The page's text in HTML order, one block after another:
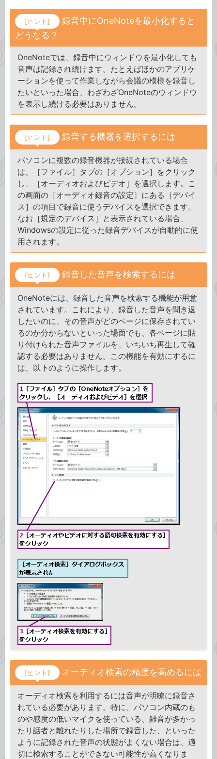
[ヒント]
録音中にOneNoteを最小化すると
どうなる？
OneNoteでは、録音中にウィンドウを最小化しても
音声は記録され続けます。たとえばほかのアプリケ
ーションを使って作業しながら会議の模様を録音し
たいといった場合、わざわざOneNoteのウィンドウ
を表示し続ける必要はありません。
[ヒント] 録音する機器を選択するには
パソコンに複数の録音機器が接続されている場合
は、［ファイル］タブの［オプション］をクリック
し、［オーディオおよびビデオ］を選択します。こ
の画面の［オーディオ録音の設定］にある［デバイ
ス］の項目で録音に使うデバイスを選択できます。
なお［規定のデバイス］と表示されている場合、
Windowsの設定に従った録音デバイスが自動的に使
用されます。
[ヒント] 録音した音声を検索するには
OneNoteには、録音した音声を検索する機能が用意
されています。これにより、録音した音声を聞き返
したいのに、その音声がどのページに保存されてい
るのか分からないといった場面でも、各ページに貼
り付けられた音声ファイルを、いちいち再生して確
認する必要はありません。この機能を有効にするに
は、以下のように操作します。
[ヒント] オーディオ検索の精度を高めるには
オーディオ検索を利用するには音声が明瞭に録音さ
れている必要があります。特に、パソコン内蔵のも
のや感度の低いマイクを使っている、雑音が多かっ
たり話者と離れたりした場所で録音した、といった
ように記録された音声の状態がよくない場合は、適
切に検索することができない可能性が高くなりま